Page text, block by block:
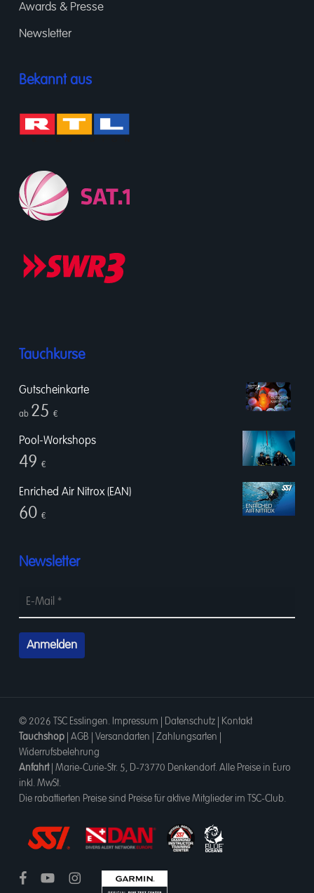
Awards & Presse
Newsletter
Bekannt aus
Tauchkurse
Gutscheinkarte
ab 25 €
Pool-Workshops
49 €
Enriched Air Nitrox (EAN)
60 €
Newsletter
© 2026 TSC Esslingen. Impressum Datenschutz| Kontakt
Tauchshop| AGB Versandarten Zahlungsarten
Widerrufsbelehrung
Anfahrt| Marie-Curie-Str. 5, D-73770 Denkendorf. Alle Preise in Euro
inkl. MwSt.
Die rabattierten Preise sind Preise für aktive Mitglieder im TSC-Club.